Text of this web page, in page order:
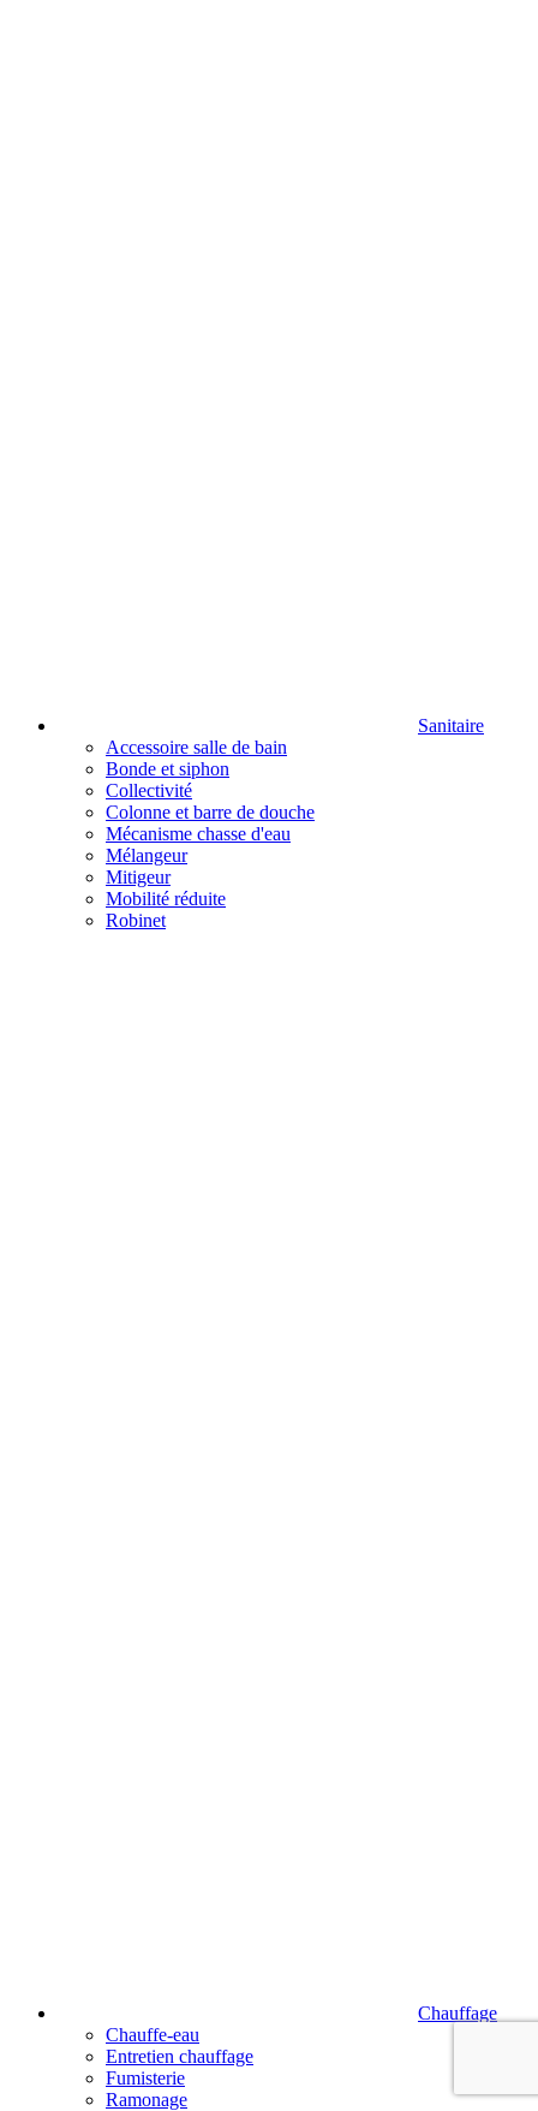
Sanitaire
Accessoire salle de bain
Bonde et siphon
Collectivité
Colonne et barre de douche
Mécanisme chasse d'eau
Mélangeur
Mitigeur
Mobilité réduite
Robinet
Chauffage
Chauffe-eau
Entretien chauffage
Fumisterie
Ramonage